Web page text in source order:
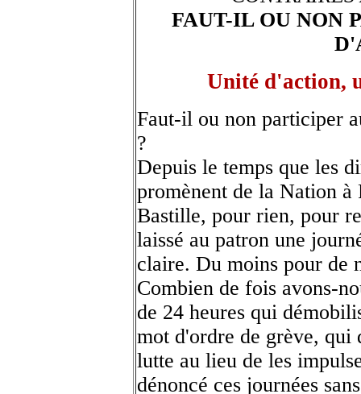
FAUT-IL OU NON
Unité d'action,
Faut-il ou non participer
?
Depuis le temps que les
promènent de la Nation à
Bastille, pour rien, pour
laissé au patron une
claire. Du moins pour de
Combien de fois avons-
de 24 heures qui
mot d'ordre de grève, qui
lutte au lieu de les
dénoncé ces journées